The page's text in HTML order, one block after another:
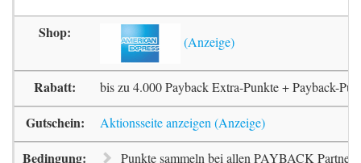
bis zu 4.000 Payback Extra-Punkte + Payback-
Aktionsseite anzeigen
Punkte sammeln bei allen PAYBACK